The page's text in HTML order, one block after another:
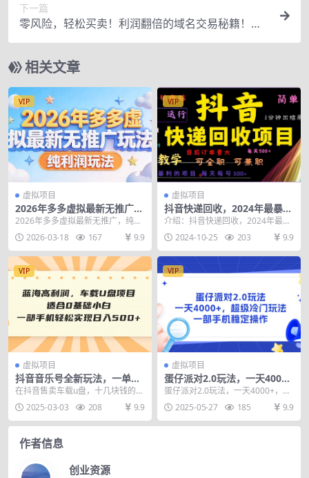
下一篇
零风险，轻松买卖！利润翻倍的域名交易秘籍！
【原创双语字幕】
相关文章
VIP
虚拟项目
2026年多多虚拟最新无推广，
纯利润玩法
2026年多多虚拟最新无推广，纯利
润玩法
2026-03-18 167 9.9
VIP
虚拟项目
抖音快递回收，2024年最暴利
项目，全自动运行，每天500
+,简单且易上手…
介绍：抖音快递回收，2024年最暴
利项目，小白容易上手。一分钟学
会。一分钟就出结...
2024-10-25 203 9.9
VIP
虚拟项目
抖音音乐号全新玩法，一单利
润可高达600%，轻轻松松日
入500+，简单易上…
在抖音售卖车载u盘，十几块钱的成
本正常可以卖到170块左右。最近
抖音的第一人称开...
2025-03-03 208 9.9
VIP
虚拟项目
蛋仔派对2.0玩法，一天4000
+，超级冷门玩法，一部手机
稳定操作
蛋仔派对2.0玩法，一天4000+，超
级冷门玩法，一部手机稳定操作
2025-05-27 185 9.9
作者信息
创业资源